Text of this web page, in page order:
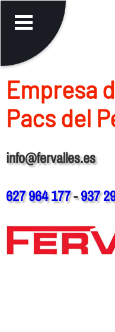
Empresa
Pacs del
info@fervalles.es
627 964 177-937